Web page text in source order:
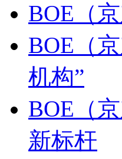
BOE（
BOE（
机构”
BOE（
新标杆